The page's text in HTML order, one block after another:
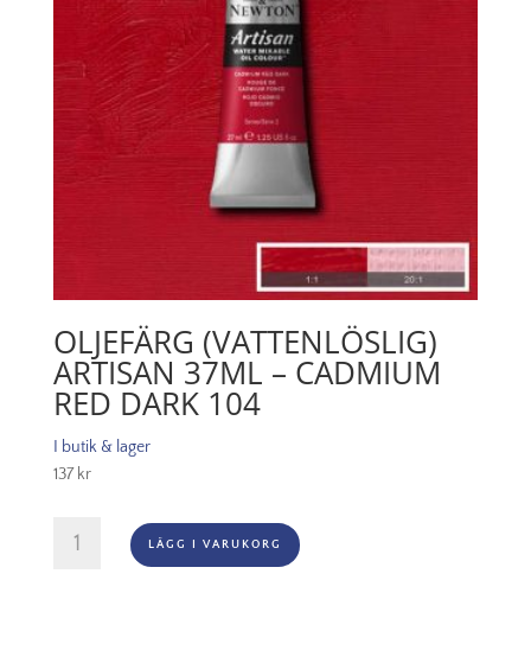
OLJEFÄRG (VATTENLÖSLIG)
ARTISAN 37ML – CADMIUM
RED DARK 104
I butik & lager
137 kr
(vattenlöslig)
LÄGG I VARUKORG